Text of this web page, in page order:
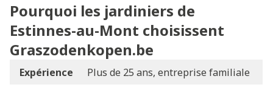
Pourquoi les jardiniers de
Estinnes-au-Mont choisissent
Graszodenkopen.be
Expérience Plus de 25 ans, entreprise familiale